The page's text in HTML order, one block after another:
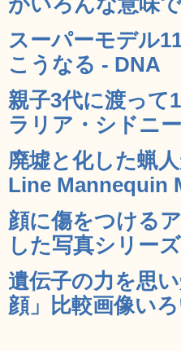
スーパーモデル
こうなる - DNA
親子3代に渡って
ラリア・シドニ
廃墟と化した蝋
Line Mannequin
顔に傷をつける
した写真シリー
遺伝子の力を思
顔」比較画像い